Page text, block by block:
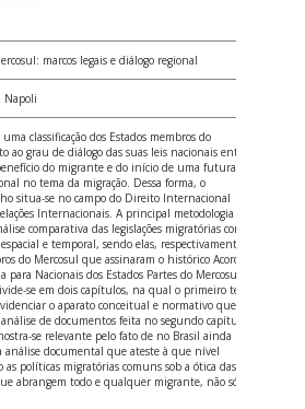
marcos legais e diálogo regional
Napoli
classificação dos Estados membros do
ao grau de diálogo das suas leis nacionais entre
do migrante e do início de uma futura
no tema da migração. Dessa forma, o
situa-se no campo do Direito Internacional
Internacionais. A principal metodologia
comparativa das legislações migratórias com
e temporal, sendo elas, respectivamente,
do Mercosul que assinaram o histórico Acordo
para Nacionais dos Estados Partes do Mercosul.
se em dois capítulos, na qual o primeiro tem
o aparato conceitual e normativo que
de documentos feita no segundo capítulo.
se relevante pelo fato de no Brasil ainda
análise documental que ateste à que nível
as políticas migratórias comuns sob a ótica das
abrangem todo e qualquer migrante, não só o